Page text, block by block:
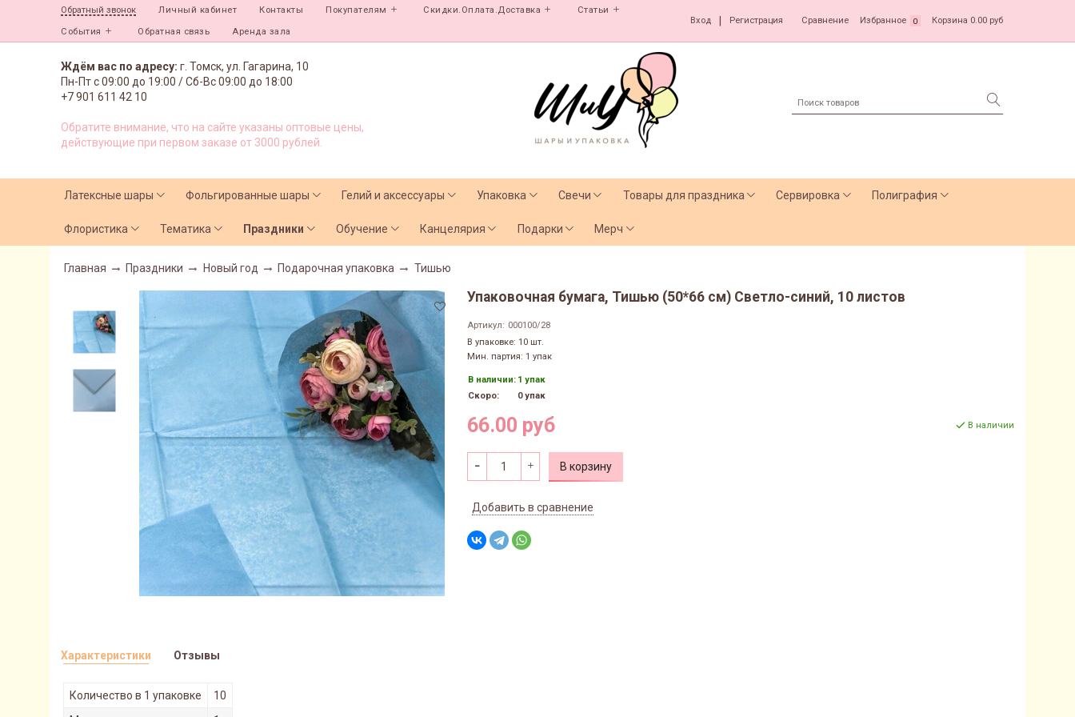
Обратный звонок Личный кабинет Контакты Покупателям Скидки.Оплата.Доставка Статьи
События Обратная связь Аренда зала
Вход Регистрация Сравнение Избранное 0 Корзина 0.00 руб
Ждём вас по адресу: г. Томск, ул. Гагарина, 10
Пн-Пт с09:00 до 19:00 /Сб-Вс 09:00 до 18:00
+7 901 611 42 10
Обратите внимание, что на сайте указаны оптовые цены,
действующие при первом заказе от 3000 рублей.
Латексные шары Фольгированные шары Гелий и аксессуары Упаковка Свечи Товары для праздника Сервировка Полиграфия
Флористика Тематика Праздники Обучение Канцелярия Подарки Мерч
Главная Праздники Новый год Подарочная упаковка Тишью
Упаковочная бумага, Тишью (50*66 см) Светло-синий, 10 листов
Артикул: 000100/28
В упаковке: 10 шт.
Мин. партия: 1 упак
В наличии: 1 упак
Скоро:
0 упак
66.00 руб В наличии
В корзину
Добавить в сравнение
Характеристики
Количество в 1 упаковке
10
Отзывы